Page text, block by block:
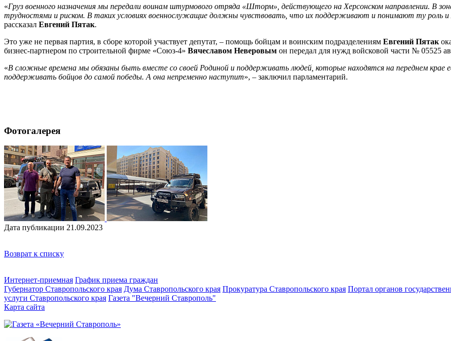
«Груз военного назначения мы передали воинам штурмового отряда «Шторм», действующего на Херсонском направлении. В
трудностями и риском. В таких условиях военнослужащие должны чувствовать, что их поддерживают и понимают ту роль
рассказал Евгений Пятак.
Это уже не первая партия, в сборе которой участвует депутат, – помощь бойцам и воинским подразделениям Евгений Пятак
бизнес-партнером по строительной фирме «Союз-4» Вячеславом Неверовым он передал для нужд войсковой части № 05525
«В сложные времена мы обязаны быть вместе со своей Родиной и поддерживать людей, которые находятся на переднем
поддерживать бойцов до самой победы. А она непременно наступит», – заключил парламентарий.
Фотогалерея
Дата публикации 21.09.2023
Возврат к списку
Интернет-приемная График приема граждан
Губернатор Ставропольского края Дума Ставропольского края Прокуратура Ставропольского края Портал органов
услуги Ставропольского края Газета "Вечерний Ставрополь"
Карта сайта